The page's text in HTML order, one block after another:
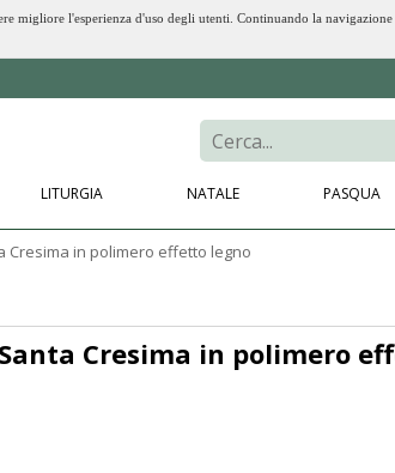
l'esperienza d'uso degli utenti. Continuando la navigazione
LITURGIA NATALE PASQUA
Cresima in polimero effetto legno
Cresima in polimero